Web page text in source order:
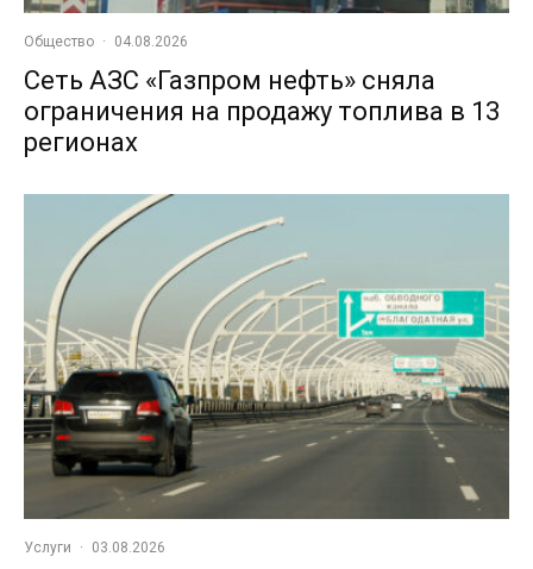
Общество · 04.08.2026
Сеть АЗС «Газпром нефть» сняла
ограничения на продажу топлива в 13
регионах
Услуги · 03.08.2026